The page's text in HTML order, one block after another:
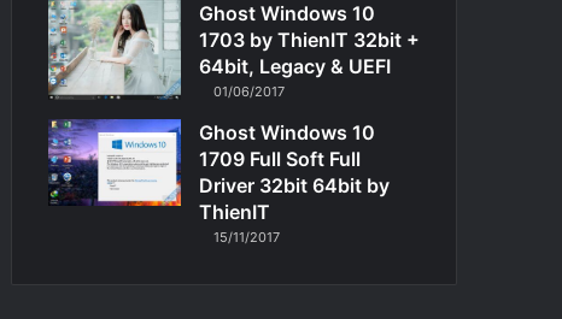
Ghost Windows 10
1703 by ThienIT 32bit +
64bit, Legacy & UEFI
01/06/2017
Ghost Windows 10
1709 Full Soft Full
Driver 32bit 64bit by
ThienIT
15/11/2017